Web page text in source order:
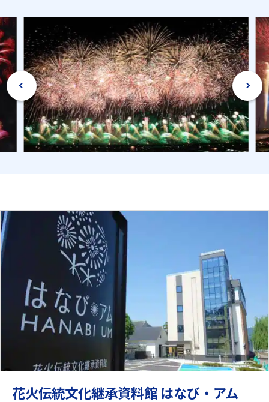
花火伝統文化継承資料館 はなび・アム